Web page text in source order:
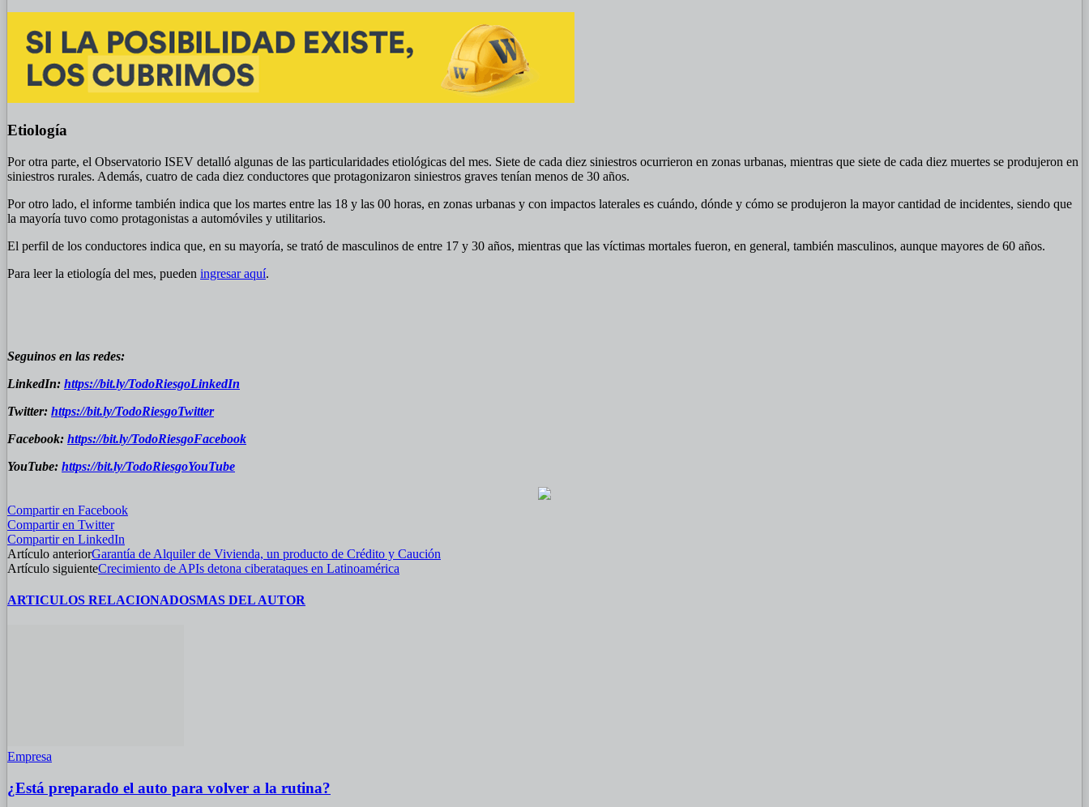
Etiología
Por otra parte, el Observatorio ISEV detalló algunas de las particularidades etiológicas del mes. Siete de cada diez siniestros ocurrieron en zonas urbanas, mientras que siete de cada diez muertes se produjeron en
siniestros rurales. Además, cuatro de cada diez conductores que protagonizaron siniestros graves tenían menos de 30 años.
Por otro lado, el informe también indica que los martes entre las 18 y las 00 horas, en zonas urbanas y con impactos laterales es cuándo, dónde y cómo se produjeron la mayor cantidad de incidentes, siendo que
la mayoría tuvo como protagonistas a automóviles y utilitarios.
El perfil de los conductores indica que, en su mayoría, se trató de masculinos de entre 17 y 30 años, mientras que las víctimas mortales fueron, en general, también masculinos, aunque mayores de 60 años.
Para leer la etiología del mes, pueden ingresar aquí.
Seguinos en las redes:
LinkedIn: https://bit.ly/TodoRiesgoLinkedIn
Twitter: https://bit.ly/TodoRiesgoTwitter
Facebook: https://bit.ly/TodoRiesgoFacebook
YouTube: https://bit.ly/TodoRiesgoYouTube
Compartir en Facebook
Compartir en Twitter
Compartir en LinkedIn
Artículo anteriorGarantía de Alquiler de Vivienda, un producto de Crédito y Caución
Artículo siguienteCrecimiento de APIs detona ciberataques en Latinoamérica
ARTICULOS RELACIONADOSMAS DEL AUTOR
Empresa
¿Está preparado el auto para volver a la rutina?